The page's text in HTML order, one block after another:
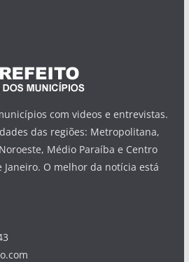
com videos e entrevistas.
das regiões: Metropolitana,
Médio Paraíba e Centro
Janeiro. O melhor da notícia está